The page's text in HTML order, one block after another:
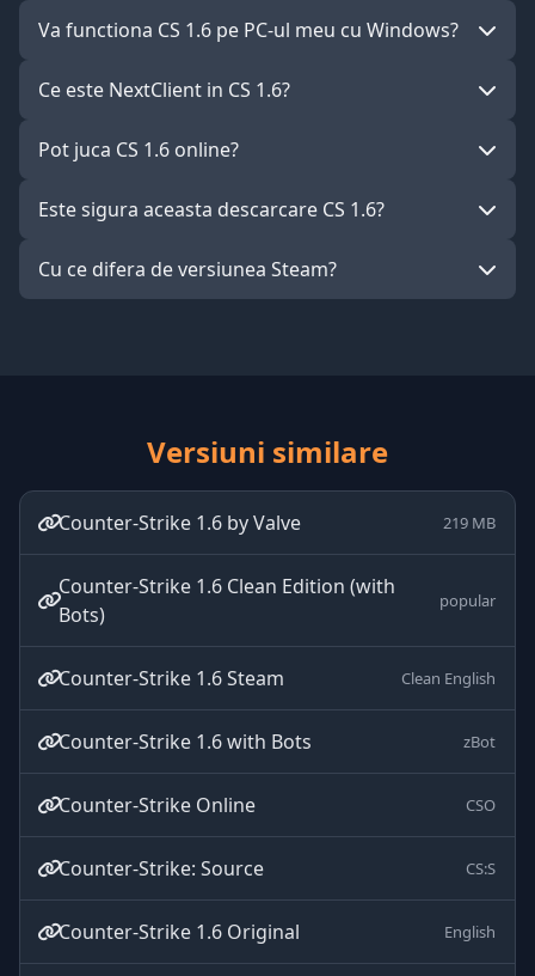
Va functiona CS 1.6 pe PC-ul meu cu Windows?
Ce este NextClient in CS 1.6?
Pot juca CS 1.6 online?
Este sigura aceasta descarcare CS 1.6?
Cu ce difera de versiunea Steam?
Versiuni similare
Counter-Strike 1.6 by Valve 219 MB
Counter-Strike 1.6 Clean Edition (with
Bots)
popular
Counter-Strike 1.6 Steam Clean English
Counter-Strike 1.6 with Bots zBot
Counter-Strike Online CSO
Counter-Strike: Source CS:S
Counter-Strike 1.6 Original English